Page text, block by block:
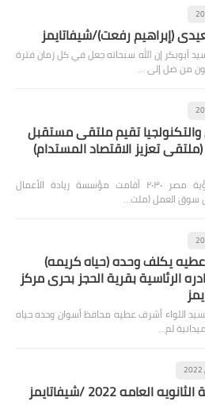
(إبراهيم رفعت)/شيفاتايمز
أبوبكر إن الله سبحانه جعل في كل زمان فترة
من ضل إلى …
والتكنولجيا تقيم ملتقى مستقبل
تعزيز الاقتصاد المستدام)
✍️ سهيلة محي على نهج رؤية مصر ٢٠٣٠ أقامت مؤسسة ريادة الأعمال
يكلف وحده (حياه كريمه)
الرئاسية بقرية الحجز بحرى مركز
اللواء أشرف عطيه محافظ أسوان وحده حياه
لم…
العامه 2022 /شيفاتايمز